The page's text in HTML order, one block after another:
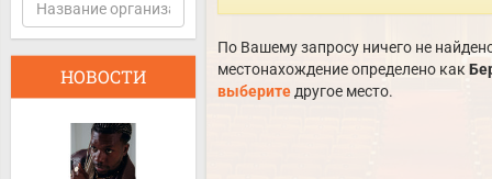
НОВОСТИ
По Вашему запросу ничего не
местонахождение определено как
выберитедругое место.